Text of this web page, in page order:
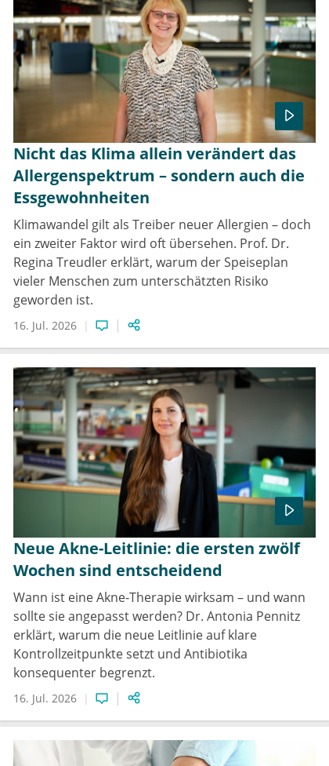
Nicht das Klima allein verändert das
Allergenspektrum – sondern auch die
Essgewohnheiten
Klimawandel gilt als Treiber neuer Allergien – doch
ein zweiter Faktor wird oft übersehen. Prof. Dr.
Regina Treudler erklärt, warum der Speiseplan
vieler Menschen zum unterschätzten Risiko
geworden ist.
16. Jul. 2026
Neue Akne-Leitlinie: die ersten zwölf
Wochen sind entscheidend
Wann ist eine Akne-Therapie wirksam – und wann
sollte sie angepasst werden? Dr. Antonia Pennitz
erklärt, warum die neue Leitlinie auf klare
Kontrollzeitpunkte setzt und Antibiotika
konsequenter begrenzt.
16. Jul. 2026